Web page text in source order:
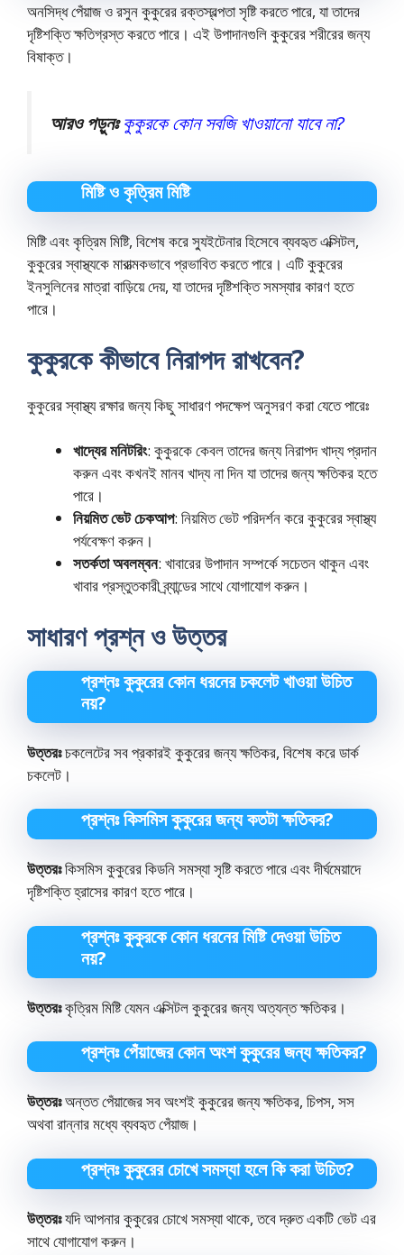
অনসিদ্ধ পেঁয়াজ ও রসুন কুকুরের রক্তস্বল্পতা সৃষ্টি করতে পারে, যা তাদের
দৃষ্টিশক্তি ক্ষতিগ্রস্ত করতে পারে। এই উপাদানগুলি কুকুরের শরীরের জন্য
বিষাক্ত।
আরও পড়ুনঃ কুকুরকে কোন সবজি খাওয়ানো যাবে না?
মিষ্টি ও কৃত্রিম মিষ্টি
মিষ্টি এবং কৃত্রিম মিষ্টি, বিশেষ করে স্যুইটেনার হিসেবে ব্যবহৃত এক্সিটল,
কুকুরের স্বাস্থ্যকে মারাত্মকভাবে প্রভাবিত করতে পারে। এটি কুকুরের
ইনসুলিনের মাত্রা বাড়িয়ে দেয়, যা তাদের দৃষ্টিশক্তি সমস্যার কারণ হতে
পারে।
কুকুরকে কীভাবে নিরাপদ রাখবেন?
কুকুরের স্বাস্থ্য রক্ষার জন্য কিছু সাধারণ পদক্ষেপ অনুসরণ করা যেতে পারেঃ
খাদ্যের মনিটরিং: কুকুরকে কেবল তাদের জন্য নিরাপদ খাদ্য প্রদান
করুন এবং কখনই মানব খাদ্য না দিন যা তাদের জন্য ক্ষতিকর হতে
পারে।
নিয়মিত ভেট চেকআপ: নিয়মিত ভেট পরিদর্শন করে কুকুরের স্বাস্থ্য
পর্যবেক্ষণ করুন।
সতর্কতা অবলম্বন: খাবারের উপাদান সম্পর্কে সচেতন থাকুন এবং
খাবার প্রস্তুতকারী ব্র্যান্ডের সাথে যোগাযোগ করুন।
সাধারণ প্রশ্ন ও উত্তর
প্রশ্নঃ কুকুরের কোন ধরনের চকলেট খাওয়া উচিত
নয়?
উত্তরঃচকলেটের সব প্রকারই কুকুরের জন্য ক্ষতিকর, বিশেষ করে ডার্ক
চকলেট।
প্রশ্নঃ কিসমিস কুকুরের জন্য কতটা ক্ষতিকর?
উত্তরঃকিসমিস কুকুরের কিডনি সমস্যা সৃষ্টি করতে পারে এবং দীর্ঘমেয়াদে
দৃষ্টিশক্তি হ্রাসের কারণ হতে পারে।
প্রশ্নঃ কুকুরকে কোন ধরনের মিষ্টি দেওয়া উচিত
নয়?
উত্তরঃকৃত্রিম মিষ্টি যেমন এক্সিটল কুকুরের জন্য অত্যন্ত ক্ষতিকর।
প্রশ্নঃ পেঁয়াজের কোন অংশ কুকুরের জন্য ক্ষতিকর?
উত্তরঃঅন্তত পেঁয়াজের সব অংশই কুকুরের জন্য ক্ষতিকর, চিপস, সস
অথবা রান্নার মধ্যে ব্যবহৃত পেঁয়াজ।
প্রশ্নঃ কুকুরের চোখে সমস্যা হলে কি করা উচিত?
উত্তরঃযদি আপনার কুকুরের চোখে সমস্যা থাকে, তবে দ্রুত একটি ভেট এর
সাথে যোগাযোগ করুন।